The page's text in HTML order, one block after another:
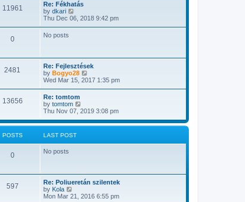
h
e
l
s
t
p
o
s
t
11961
Re: Fékhatás
by dkari
i
l
a
t
e
s
t
p
o
s
t
Thu Dec 06, 2018 9:42 pm
0 No posts
2481
Re: Fejlesztések
by Bogyo28
i
h
e
l
a
e
s
t
Wed Mar 15, 2017 1:35 pm
13656
Re: tomtom
by tomtom
i
w
e
e
s
p
Thu Nov 07, 2019 3:08 pm
POSTS LAST POST
0 No posts
597
Re: Poliueretán szilentek
by Kola
i
Mon Mar 21, 2016 6:55 pm